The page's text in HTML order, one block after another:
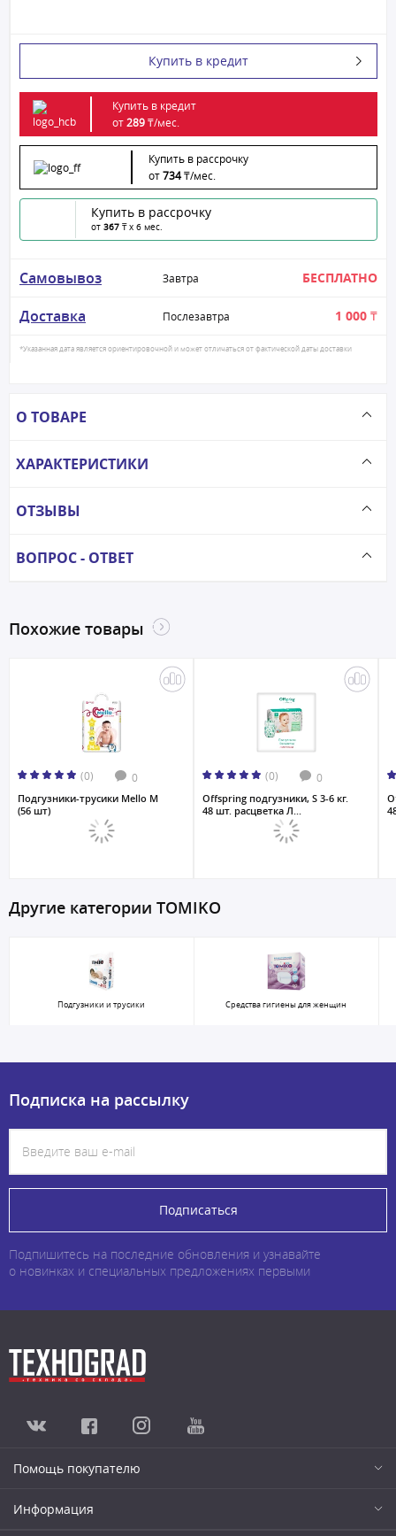
Купить в кредит
Купить в кредит
от289₸/мес.
Купить в рассрочку
от734₸/мес.
Купить в рассрочку
от 367 ₸ x 6 мес.
Самовывоз Завтра БЕСПЛАТНО
Доставка Послезавтра 1 000 ₸
*Указанная дата является ориентировочной и может отличаться от фактической даты доставки
О ТОВАРЕ
ХАРАКТЕРИСТИКИ
ОТЗЫВЫ
ВОПРОС - ОТВЕТ
Похожие товары
(0) 0
Подгузники-трусики Mello M
(56 шт)
(0) 0
Offspring подгузники, S 3-6 кг.
48 шт. расцветка Л...
Другие категории TOMIKO
Подгузники и трусики Средства гигиены для женщин
Подписка на рассылку
Подписаться
Подпишитесь на последние обновления и узнавайте
о новинках и специальных предложениях первыми
Помощь покупателю
Информация